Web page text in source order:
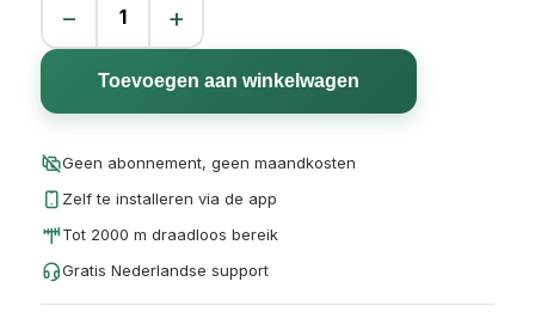
−
AJAX Hub 2 aantal
+
Toevoegen aan winkelwagen
Geen abonnement, geen maandkosten
Zelf te installeren via de app
Tot 2000 m draadloos bereik
Gratis Nederlandse support